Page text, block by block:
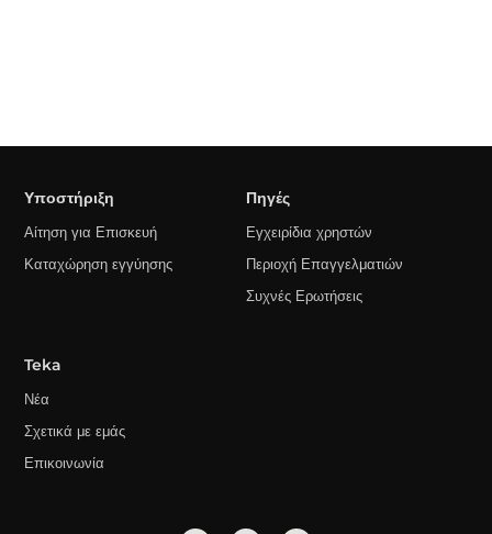
Υποστήριξη
Αίτηση για Επισκευή
Καταχώρηση εγγύησης
Πηγές
Εγχειρίδια χρηστών
Περιοχή Επαγγελματιών
Συχνές Ερωτήσεις
Teka
Νέα
Σχετικά με εμάς
Επικοινωνία